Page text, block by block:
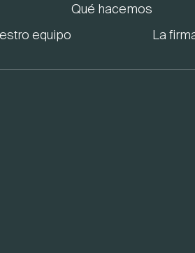
equipo
Qué hacemos
La